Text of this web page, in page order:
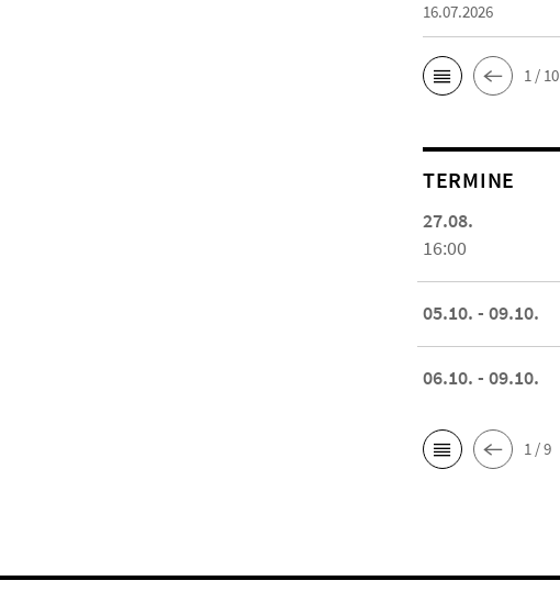
16.07.2026
1 / 10
TERMINE
27.08.
16:00
05.10. - 09.10.
06.10. - 09.10.
1 / 9